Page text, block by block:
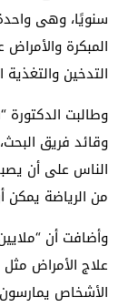
سنويًا، وهى
المبكرة
التدخين
وطالبت الدكتورة
وقائد فريق
الناس على أن
من الرياضة
وأضافت أن
علاج الأمراض
الأشخاص يمارسون